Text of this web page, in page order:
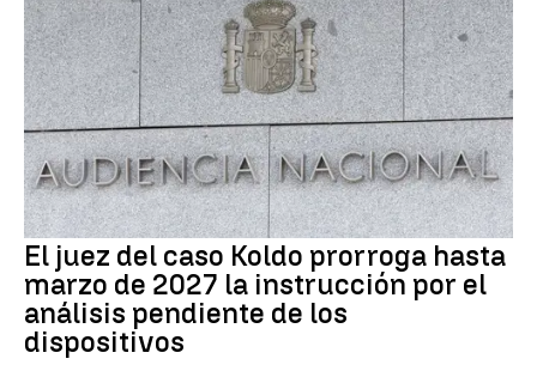
El juez del caso Koldo prorroga hasta
marzo de 2027 la instrucción por el
análisis pendiente de los
dispositivos